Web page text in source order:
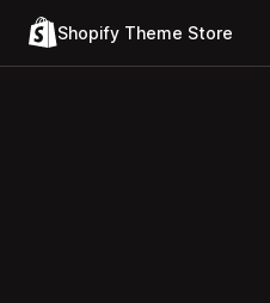
Shopify Theme Store